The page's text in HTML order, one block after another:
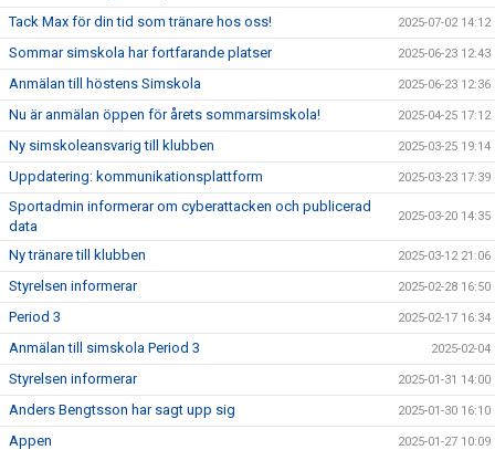
Tack Max för din tid som tränare hos oss! 2025-07-02 14:12
Sommar simskola har fortfarande platser 2025-06-23 12:43
Anmälan till höstens Simskola 2025-06-23 12:36
Nu är anmälan öppen för årets sommarsimskola! 2025-04-25 17:12
Ny simskoleansvarig till klubben 2025-03-25 19:14
Uppdatering: kommunikationsplattform 2025-03-23 17:39
Sportadmin informerar om cyberattacken och publicerad
data
2025-03-20 14:35
Ny tränare till klubben 2025-03-12 21:06
Styrelsen informerar 2025-02-28 16:50
Period 3 2025-02-17 16:34
Anmälan till simskola Period 3 2025-02-04
Styrelsen informerar 2025-01-31 14:00
Anders Bengtsson har sagt upp sig 2025-01-30 16:10
Appen 2025-01-27 10:09